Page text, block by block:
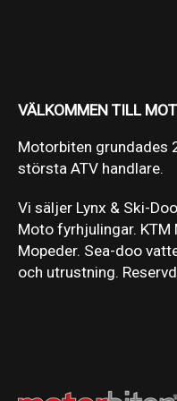
VÄLKOMMEN TILL
Motorbiten grundades
största ATV handlare.
Vi säljer Lynx & Ski-
Moto fyrhjulingar. KTM
Mopeder. Sea-doo
och utrustning.